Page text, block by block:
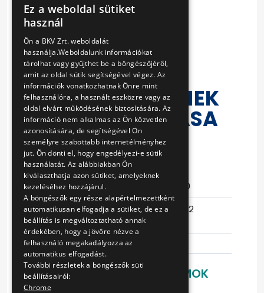
TÁVVEZÉRLŐ
RENDSZEREK,
ÁLLOMÁSI ÉS
KÖZPONTI
BERENDEZÉSEINEK
KARBANTARTÁSA
ÉS ESETI
HIBAJAVÍTÁSA
Eljárás száma
14/T-65/10
Ajánlattételi
határidő
2017-05-22
10:17:26
LETÖLTHETŐ DOKUMENTUMOK
Ez a weboldal sütiket
használ
Ön a BKV Zrt. weboldalát
használja.Weboldalunk információkat
tárolhat vagy gyűjthet be a böngészőjéről,
amit az oldal sütik segítségével végez. Az
információk vonatkozhatnak Önre mint
felhasználóra, a használt eszközre vagy az
oldal elvárt működésének biztosítására. Az
információ nem alkalmas az Ön közvetlen
azonosítására, de segítségével Ön
személyre szabottabb internetélményhez
jut. Ön dönti el, hogy engedélyezi-e sütik
használatát. Az alábbiakban Ön
kiválaszthatja azon sütiket, amelyeknek
kezeléséhez hozzájárul.
A böngészők egy része alapértelmezettként
automatikusan elfogadja a sütiket, de ez a
beállítás is megváltoztatható annak
érdekében, hogy a jövőre nézve a
felhasználó megakadályozza az
automatikus elfogadást.
További részletek a böngészők süti
beállításairól:
Chrome